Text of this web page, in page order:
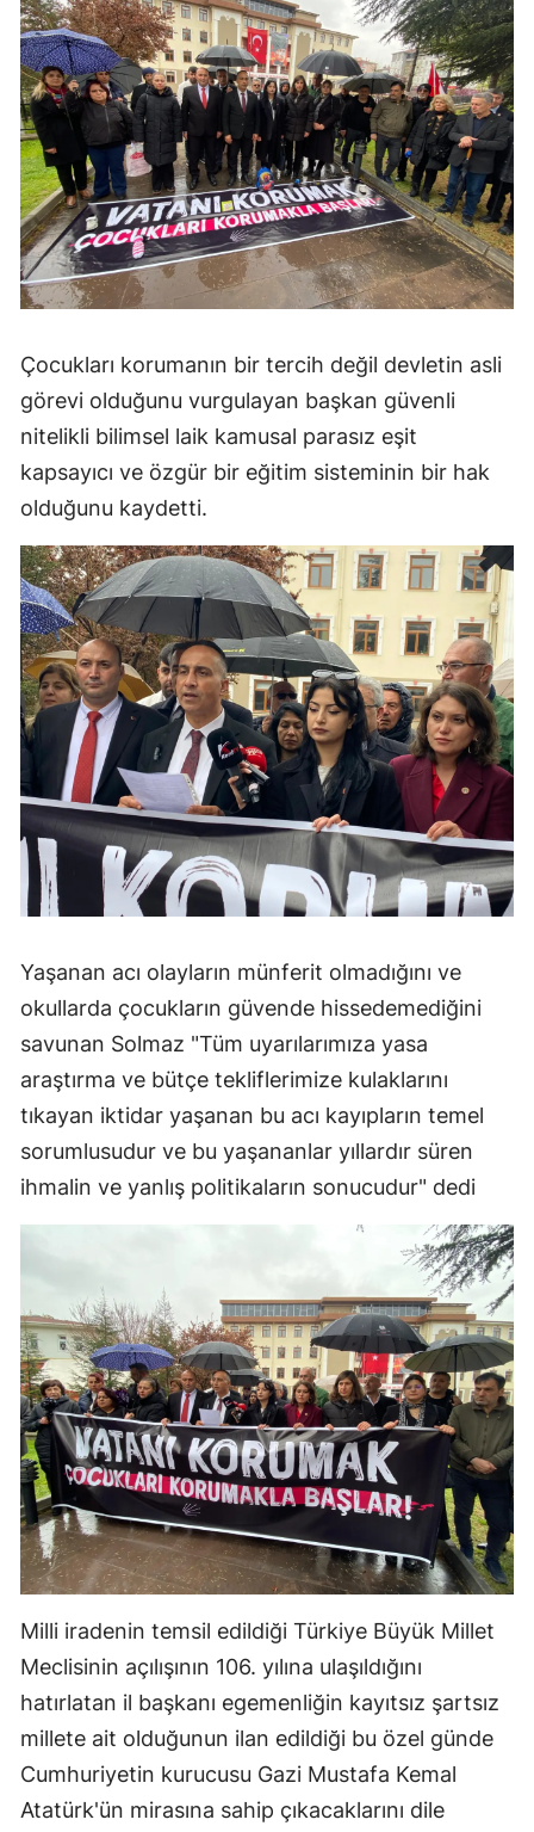
Samsun
Siirt
Sinop
Sivas
Tekirdağ
Tokat
Tunceli
Şanlıurfa
Uşak
Yozgat
Zonguldak
Aksaray
Bayburt
Karaman
Kırıkkale
Batman
Şırnak
Bartın
Ardahan
Iğdır
Yalova
Karabük
Osmaniye
Düzce
Çocukları korumanın bir tercih değil devletin asli
görevi olduğunu vurgulayan başkan güvenli
nitelikli bilimsel laik kamusal parasız eşit
kapsayıcı ve özgür bir eğitim sisteminin bir hak
olduğunu kaydetti.
Yaşanan acı olayların münferit olmadığını ve
okullarda çocukların güvende hissedemediğini
savunan Solmaz "Tüm uyarılarımıza yasa
araştırma ve bütçe tekliflerimize kulaklarını
tıkayan iktidar yaşanan bu acı kayıpların temel
sorumlusudur ve bu yaşananlar yıllardır süren
ihmalin ve yanlış politikaların sonucudur" dedi
Milli iradenin temsil edildiği Türkiye Büyük Millet
Meclisinin açılışının 106. yılına ulaşıldığını
hatırlatan il başkanı egemenliğin kayıtsız şartsız
millete ait olduğunun ilan edildiği bu özel günde
Cumhuriyetin kurucusu Gazi Mustafa Kemal
Atatürk'ün mirasına sahip çıkacaklarını dile